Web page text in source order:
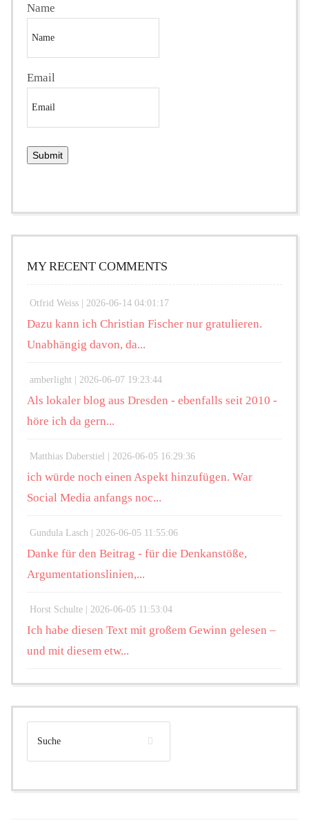
Name
Email
MY RECENT COMMENTS
Otfrid Weiss | 2026-06-14 04:01:17
Dazu kann ich Christian Fischer nur gratulieren.
Unabhängig davon, da...
amberlight | 2026-06-07 19:23:44
Als lokaler blog aus Dresden - ebenfalls seit 2010 -
höre ich da gern...
Matthias Daberstiel | 2026-06-05 16:29:36
ich würde noch einen Aspekt hinzufügen. War
Social Media anfangs noc...
Gundula Lasch | 2026-06-05 11:55:06
Danke für den Beitrag - für die Denkanstöße,
Argumentationslinien,...
Horst Schulte | 2026-06-05 11:53:04
Ich habe diesen Text mit großem Gewinn gelesen –
und mit diesem etw...